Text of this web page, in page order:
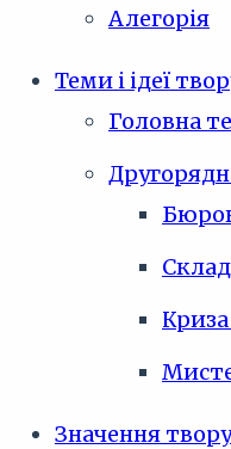
Алегорія
Теми і ідеї
Головна
Значення твору